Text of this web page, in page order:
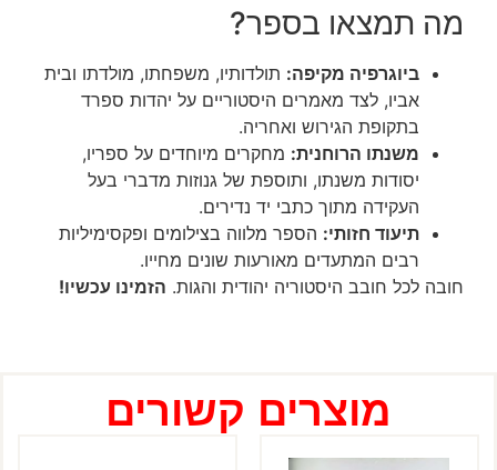
מה תמצאו בספר?
ביוגרפיה מקיפה:תולדותיו, משפחתו, מולדתו ובית
אביו, לצד מאמרים היסטוריים על יהדות ספרד
בתקופת הגירוש ואחריה.
משנתו הרוחנית:מחקרים מיוחדים על ספריו,
יסודות משנתו, ותוספת של גנוזות מדברי בעל
העקידה מתוך כתבי יד נדירים.
תיעוד חזותי:הספר מלווה בצילומים ופקסימיליות
רבים המתעדים מאורעות שונים מחייו.
חובה לכל חובב היסטוריה יהודית והגות. הזמינו עכשיו!
מוצרים קשורים